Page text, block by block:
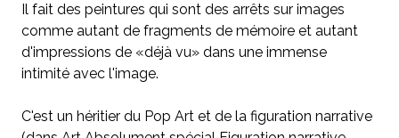
Il fait des peintures qui sont des arrêts sur images
comme autant de fragments de mémoire et autant
d'impressions de «déjà vu» dans une immense
intimité avec l'image.
C'est un héritier du Pop Art et de la figuration narrative